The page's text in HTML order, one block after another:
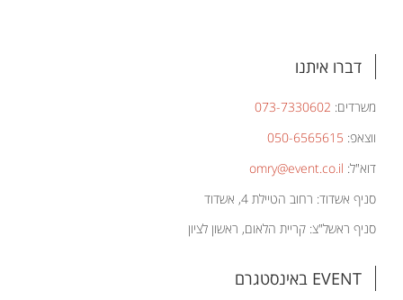
דברו איתנו
משרדים: 073-7330602
ווצאפ: 050-6565615
דוא"ל: omry@event.co.il
סניף אשדוד: רחוב הטיילת 4, אשדוד
סניף ראשל"צ: קריית הלאום, ראשון לציון
EVENT באינסטגרם